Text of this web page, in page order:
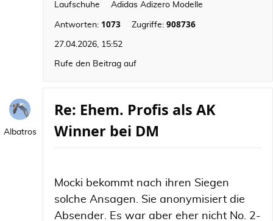
Laufschuhe
Adidas Adizero Modelle
Antworten: 1073 Zugriffe: 908736
27.04.2026, 15:52
Rufe den Beitrag auf
Albatros
Re: Ehem. Profis als AK
Winner bei DM
Mocki bekommt nach ihren Siegen
solche Ansagen. Sie anonymisiert die
Absender. Es war aber eher nicht No. 2-